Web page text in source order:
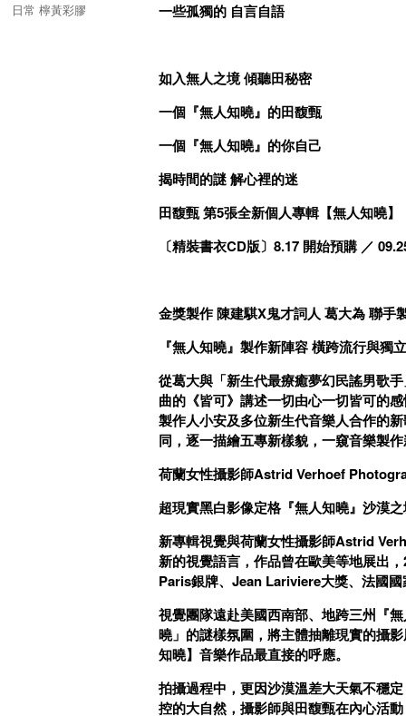
日常 檸黃彩膠
一些孤獨的 自言自語
如入無人之境 傾聽田秘密
一個『無人知曉』的田馥甄
一個『無人知曉』的你自己
揭時間的謎 解心裡的迷
田馥甄 第5張全新個人專輯【無人知曉】
〔精裝書衣CD版〕8.17 開始預購 ／
金獎製作 陳建騏X鬼才詞人 葛大為 聯手
『無人知曉』製作新陣容 橫跨流行與獨
從葛大與「新生代最療癒夢幻民謠男歌
曲的《皆可》講述一切由心一切皆可的
製作人小安及多位新生代音樂人合作的
同，逐一描繪五專新樣貌，一窺音樂製
荷蘭女性攝影師Astrid Verhoef
超現實黑白影像定格『無人知曉』沙漠
新專輯視覺與荷蘭女性攝影師Astrid
新的視覺語言，作品曾在歐美等地展出
Paris銀牌、Jean Lariviere大獎、法國
視覺團隊遠赴美國西南部、地跨三州『
曉」的謎樣氛圍，將主體抽離現實的攝
知曉】音樂作品最直接的呼應。
拍攝過程中，更因沙漠溫差大天氣不穩
控的大自然，攝影師與田馥甄在內心活